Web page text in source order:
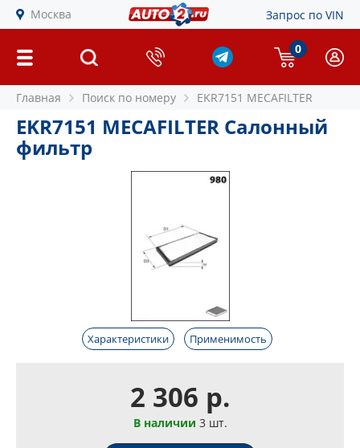
Москва Запрос по VIN
0
Главная Поиск по номеру EKR7151 MECAFILTER
EKR7151 MECAFILTER Салонный
фильтр
Характеристики Применимость
2 306 р.
В наличии 3 шт.